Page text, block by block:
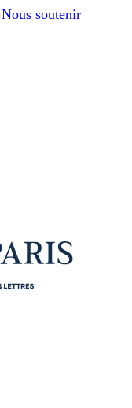
Nous soutenir